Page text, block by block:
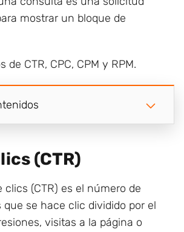
mostrar un bloque de
de CTR, CPC, CPM y RPM.
(CTR)
clics (CTR) es el número de
se hace clic dividido por el
visitas a la página o